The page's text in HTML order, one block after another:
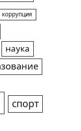
коррупция
наука
спорт